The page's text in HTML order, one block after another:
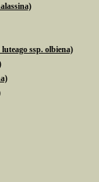
ssp. olbiena)